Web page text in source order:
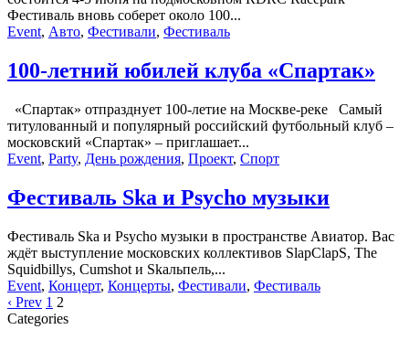
Фестиваль вновь соберет около 100...
Event, Авто, Фестивали, Фестиваль
100-летний юбилей клуба «Спартак»
«Спартак» отпразднует 100-летие на Москве-реке Самый
титулованный и популярный российский футбольный клуб –
московский «Спартак» – приглашает...
Event, Party, День рождения, Проект, Спорт
Фестиваль Ska и Psycho музыки
Фестиваль Ska и Psycho музыки в пространстве Авиатор. Вас
ждёт выступление московских коллективов SlapClapS, The
Squidbillys, Cumshot и Skaльпель,...
Event, Концерт, Концерты, Фестивали, Фестиваль
‹ Prev 1 2
Categories